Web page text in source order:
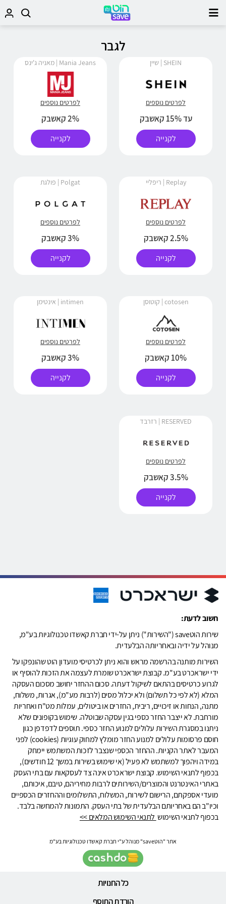
לגבר
SHEIN | שיין
לפרטים נוספים
עד 15% קאשבק
לקנייה
Mania Jeans | מאניה ג'ינס
לפרטים נוספים
2% קאשבק
לקנייה
Replay | ריפליי
לפרטים נוספים
2.5% קאשבק
לקנייה
Polgat | פולגת
לפרטים נוספים
3% קאשבק
לקנייה
cotosen | קוטוסן
לפרטים נוספים
10% קאשבק
לקנייה
intimen | אינטימן
לפרטים נוספים
3% קאשבק
לקנייה
RESERVED | רזרבד
לפרטים נוספים
3.5% קאשבק
לקנייה
חשוב לדעת:
שירות הוטsave ("השירות") ניתן על-ידי חברת קאשדו טכנולוגיות בע"מ,
מנוהל על ידיה ובאחריותה הבלעדית.
השירות מותנה בהרשמה מראש והוא ניתן לכרטיסי מועדון הוט שהונפקו על
ידי ישראכרט בע"מ. קבוצת ישראכרט שומרת לעצמה את הזכות להוסיף או
לגרוע כרטיסים בהתאם לשיקול דעתה. סכום ההחזר יחושב מסכום העסקה
המלא (לא לפי כל תשלום) ולא יכלול מסים (לרבות מע"מ), אגרות, משלוח,
מתנה, הנחות או זיכויים, ריבית, החזרים או ביטולים, עמלות מט"ח ואחריות
מורחבת. לא ייצבר החזר כספי בגין עסקה שבוטלה. שימוש בקופונים שלא
ניתנו במסגרת השירות עלולים למנוע החזר כספי. תוספים לדפדפן כגון
חוסם פרסומות עלולים למנוע החזר מומלץ למחוק עוגיות (cookies) לפני
המעבר לאתר הקניות. ההחזר הכספי שנצבר לזכות המשתמש יימחק
במידה ויהפוך למשתמש לא פעיל (אי שימוש בשירות במשך 12 חודשים),
בכפוף לתנאי השימוש. קבוצת ישראכרט אינה צד לעסקאות עם בתי העסק
באתרי האינטרנט והמוצרים/השירותים לרבות מחיריהם, טיבם, איכותם,
מועדי אספקתם, הרישום לשירות, המשלוח, התשלומים וההחזרים הכספיים
וכיו"ב הם באחריותם הבלעדית של בתי העסק. התמונות להמחשה בלבד.
בכפוף לתנאי השימוש לתנאי השימוש המלאים >>
אתר "הוטsave" מנוהל ע"י חברת קאשדו טכנולוגיות בע"מ
כל החנויות
הורדת התוסף